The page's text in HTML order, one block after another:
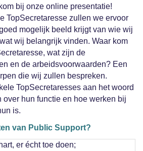
bij onze online presentatie!
TopSecretaresse zullen we ervoor
mogelijk beeld krijgt van wie wij
wij belangrijk vinden. Waar kom
wat zijn de
en de arbeidsvoorwaarden? Een
die wij zullen bespreken.
TopSecretaresses aan het woord
over hun functie en hoe werken bij
is.
van Public Support?
er écht toe doen;